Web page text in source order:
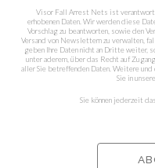
Visor Fall Arrest Nets ist
erhobenen Daten. Wir werden diese
Vorschlag zu beantworten, sowie den
Versand von Newslettern zu verwalten,
geben Ihre Daten nicht an Dritte weiter,
unter aderem, über das Recht auf
aller Sie betreffenden Daten. Weitere
Sie in
Sie können jederzeit